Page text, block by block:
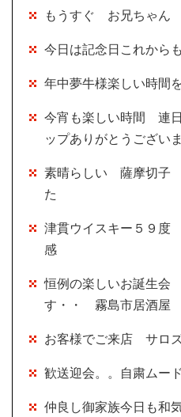
もうすぐ お兄ちゃん
今日は記念日これから
年中夢牛様楽しい時間
今宵も楽しい時間 連
ップありがとうござい
素晴らしい 薩摩切子
た
津貫ウイスキー５９度
感
恒例の楽しいお誕生会
す・・ 霧島市居酒屋
お客様でご来店 サロ
歓送迎会。。自粛ムー
仲良し御家族今日も和